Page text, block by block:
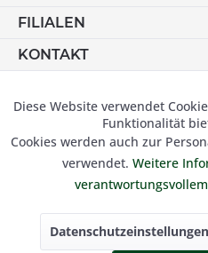
FILIALEN
KONTAKT
© 2019 Besser Gehen
der gesetzl. MwSt
Funktionale
Marketing
Tracking
Diese Website verwendet
Funktionalität
Cookies werden auch zur
verwendet. Weitere
Datenschutzeinstellungen